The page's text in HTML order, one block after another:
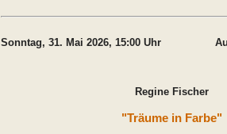
Sonntag, 31. Mai 2026, 15:00 Uhr
Regine Fischer
"Träume in Farbe"